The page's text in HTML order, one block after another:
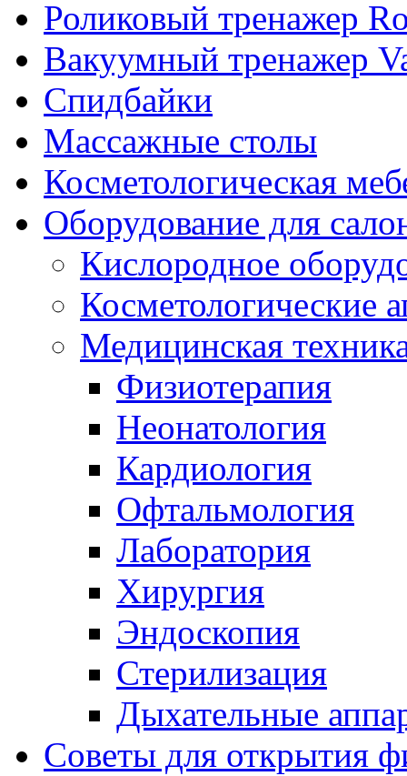
Роликовый тренажер
Вакуумный тренажер
Спидбайки
Массажные столы
Косметологическая
Оборудование для
Кислородное
Косметологические
Медицинская
Физиотерапия
Неонатология
Кардиология
Офтальмология
Лаборатория
Хирургия
Эндоскопия
Стерилизация
Дыхательные
Советы для открытия